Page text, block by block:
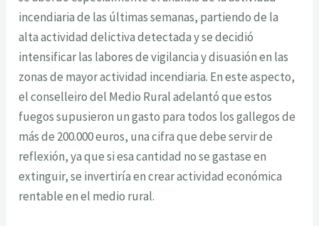
incendiaria de las últimas semanas, partiendo de la
alta actividad delictiva detectada y se decidió
intensificar las labores de vigilancia y disuasión en las
zonas de mayor actividad incendiaria. En este aspecto,
el conselleiro del Medio Rural adelantó que estos
fuegos supusieron un gasto para todos los gallegos de
más de 200.000 euros, una cifra que debe servir de
reflexión, ya que si esa cantidad no se gastase en
extinguir, se invertiría en crear actividad económica
rentable en el medio rural.